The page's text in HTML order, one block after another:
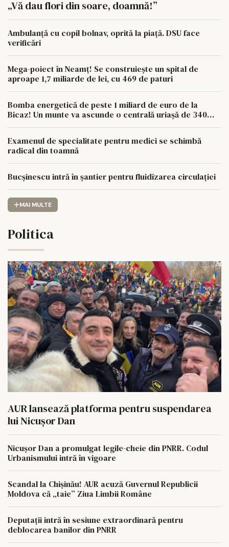
„Vă dau flori din soare, doamnă!”
Ambulanță cu copil bolnav, oprită la piață. DSU face
verificări
Mega-poiect în Neamț! Se construiește un spital de
aproape 1,7 miliarde de lei, cu 469 de paturi
Bomba energetică de peste 1 miliard de euro de la
Bicaz! Un munte va ascunde o centrală uriașă de 340
Examenul de specialitate pentru medici se schimbă
radical din toamnă
Bucșinescu intră în șantier pentru fluidizarea circulației
MAI MULTE
Politica
AUR lansează platforma pentru suspendarea
lui Nicușor Dan
Nicușor Dan a promulgat legile-cheie din PNRR. Codul
Urbanismului intră în vigoare
Scandal la Chișinău! AUR acuză Guvernul Republicii
Moldova că „taie” Ziua Limbii Române
Deputații intră în sesiune extraordinară pentru
deblocarea banilor din PNRR